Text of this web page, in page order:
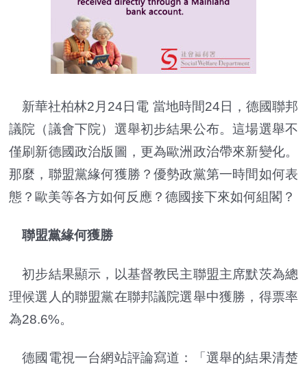
新華社柏林2月24日電 當地時間24日，德國聯邦
議院（議會下院）選舉初步結果公布。這場選舉不
僅刷新德國政治版圖，更為歐洲政治帶來新變化。
那麼，聯盟黨緣何獲勝？優勢政黨第一時間如何表
態？歐美等各方如何反應？德國接下來如何組閣？
聯盟黨緣何獲勝
初步結果顯示，以基督教民主聯盟主席默茨為總
理候選人的聯盟黨在聯邦議院選舉中獲勝，得票率
為28.6%。
德國電視一台網站評論寫道：「選舉的結果清楚